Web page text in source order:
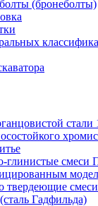
(бронеболты)
стали
глинистые смеси
твердеющие
Гадфильда)